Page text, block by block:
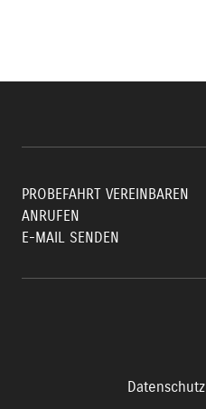
PROBEFAHRT VEREINBAREN
ANRUFEN
E-MAIL SENDEN
Datenschutz